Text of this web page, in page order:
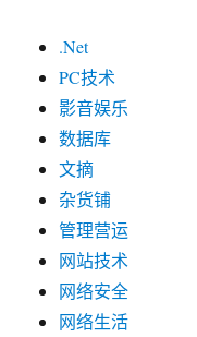
.Net
PC技术
影音娱乐
数据库
文摘
杂货铺
管理营运
网站技术
网络安全
网络生活